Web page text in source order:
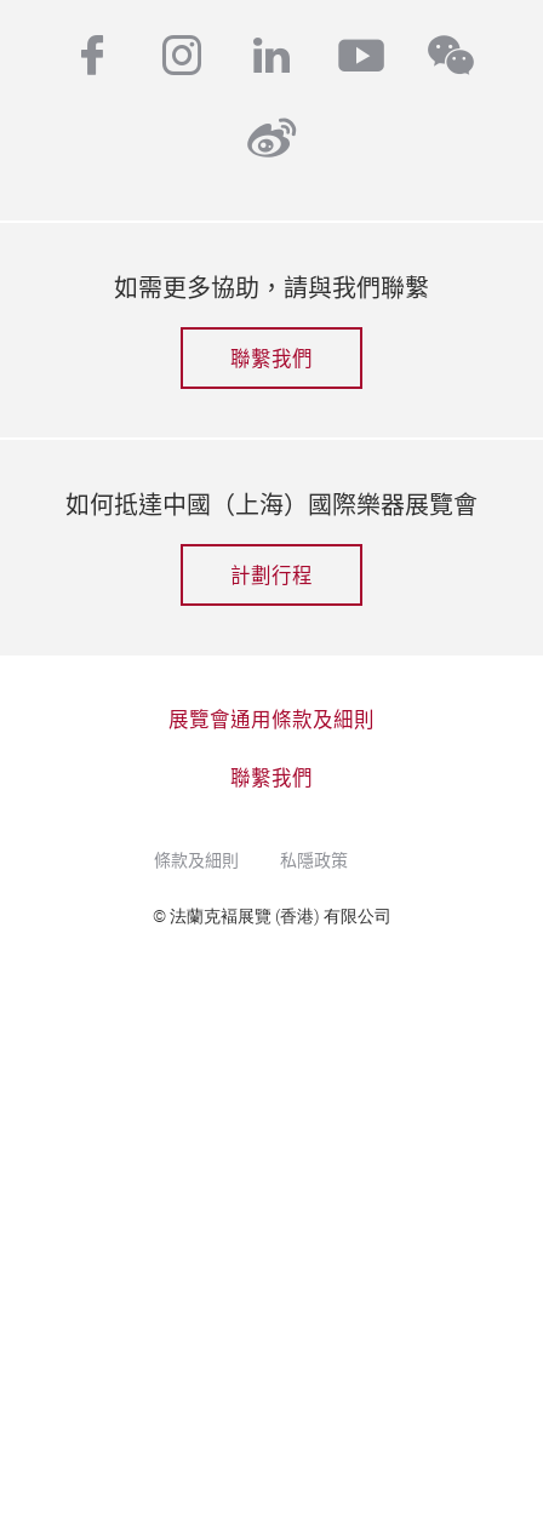
facebook
instagram
linkedinyoutube
weibo
如需更多協助，請與我們聯繫
聯繫我們
如何抵達中國（上海）國際樂器展覽會
計劃行程
展覽會通用條款及細則
聯繫我們
條款及細則 私隱政策
© 法蘭克褔展覽 (香港) 有限公司